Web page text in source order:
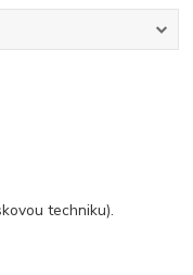
techniku).